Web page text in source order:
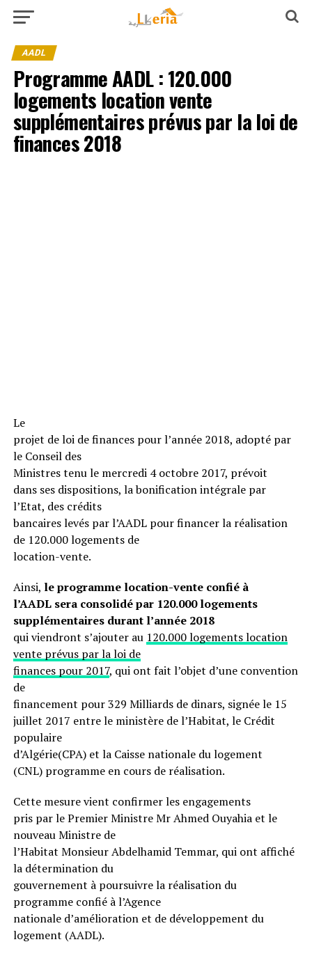
AADL
Programme AADL : 120.000
logements location vente
supplémentaires prévus par la loi de
finances 2018
Le
projet de loi de finances pour l’année 2018, adopté par
le Conseil des
Ministres tenu le mercredi 4 octobre 2017, prévoit
dans ses dispositions, la bonification intégrale par
l’Etat, des crédits
bancaires levés par l’AADL pour financer la réalisation
de 120.000 logements de
location-vente.
Ainsi, le programme location-vente confié à
l’AADL sera consolidé par 120.000 logements
supplémentaires durant l’année 2018
qui viendront s’ajouter au 120.000 logements location
vente prévus par la loi de
finances pour 2017, qui ont fait l’objet d’une convention
de
financement pour 329 Milliards de dinars, signée le 15
juillet 2017 entre le ministère de l’Habitat, le Crédit
populaire
d’Algérie(CPA) et la Caisse nationale du logement
(CNL) programme en cours de réalisation.
Cette mesure vient confirmer les engagements
pris par le Premier Ministre Mr Ahmed Ouyahia et le
nouveau Ministre de
l’Habitat Monsieur Abdelhamid Temmar, qui ont affiché
la détermination du
gouvernement à poursuivre la réalisation du
programme confié à l’Agence
nationale d’amélioration et de développement du
logement (AADL).